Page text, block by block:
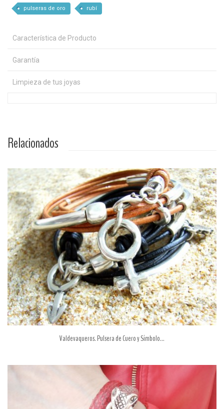
pulseras de oro rubí
Característica de Producto
Garantía
Limpieza de tus joyas
Relacionados
Valdevaqueros. Pulsera de Cuero y Símbolo...